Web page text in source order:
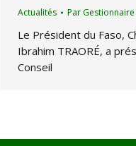
Actualités Par Gestionnaire
Le Président du Faso,
Ibrahim TRAORÉ, a
Conseil